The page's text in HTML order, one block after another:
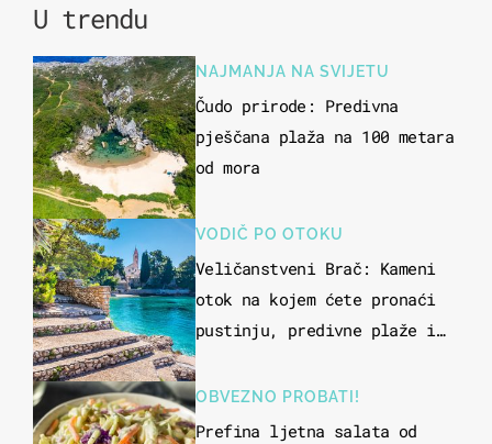
U trendu
NAJMANJA NA SVIJETU
Čudo prirode: Predivna
pješčana plaža na 100 metara
od mora
VODIČ PO OTOKU
Veličanstveni Brač: Kameni
otok na kojem ćete pronaći
pustinju, predivne plaže i
OBVEZNO PROBATI!
Prefina ljetna salata od